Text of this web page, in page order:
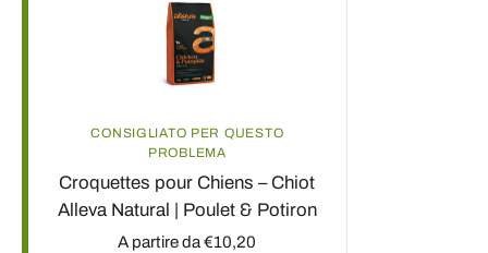
CONSIGLIATO PER QUESTO
PROBLEMA
Croquettes pour Chiens – Chiot
Alleva Natural | Poulet & Potiron
A partire da €10,20